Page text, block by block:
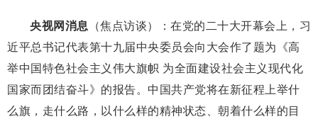
央视网消息 （焦点访谈）：在党的二十大开幕会上，习
近平总书记代表第十九届中央委员会向大会作了题为《高
举中国特色社会主义伟大旗帜 为全面建设社会主义现代化
国家而团结奋斗》的报告。中国共产党将在新征程上举什
么旗，走什么路，以什么样的精神状态、朝着什么样的目